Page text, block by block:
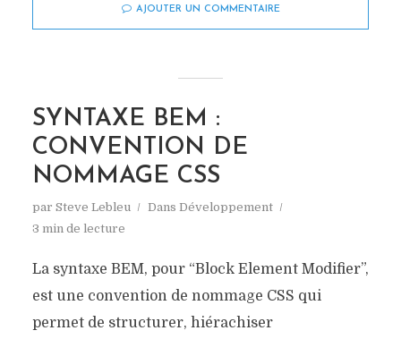
AJOUTER UN COMMENTAIRE
SYNTAXE BEM :
CONVENTION DE
NOMMAGE CSS
par Steve Lebleu Dans Développement
3 min de lecture
La syntaxe BEM, pour “Block Element Modifier”,
est une convention de nommage CSS qui
permet de structurer, hiérachiser